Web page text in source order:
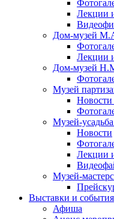
Лекции
Дом-музей
Лекции
Дом-музей
Музей
Новости
Музей-
Новости
Лекции
Музей-
Выставки и события
Афиша